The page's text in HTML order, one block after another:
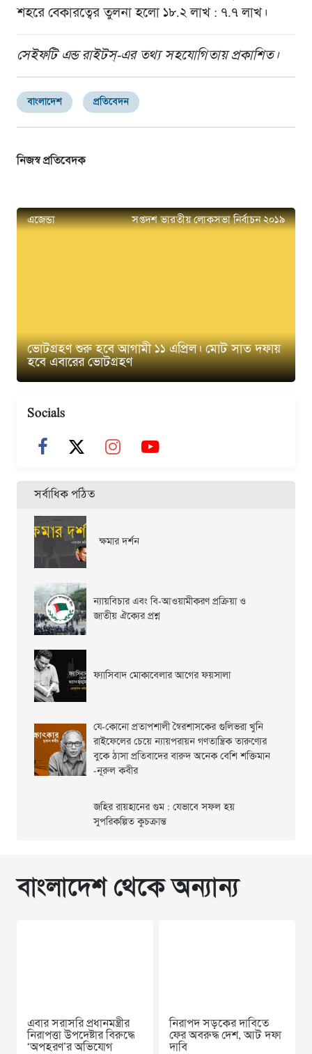
শহরে বেকারত্বের তুলনা হলো ১৮.২ লাখ : ৭.৭ লাখ।
সেইফটি এন্ড রাইটস্-এর তথ্য সহযোগিতায় প্রকাশিত।
বাংলাদেশ প্রতিবেদন
নিজস্ব প্রতিবেদক
এজেন্ডা সপ্তদশ ভারতীয় লোকসভা নির্বাচন ২০১৯
ভোটগ্রহণ শুরু হবে আগামী ১১ এপ্রিল। মোট সাত দফায়
হবে এবারের ভোটগ্রহণ
Socials
সর্বাধিক পঠিত
ক্ষমার দর্শন
ন্যায়বিচার এবং বি-আওয়ামীকরণ প্রক্রিয়া ও
জাতীয় ঐক্যের প্রশ্ন
ফ্যাসিবাদ মোকাবেলার আগের ফয়সালা
যে-কোনো প্রতাপশালী স্বৈরশাসকের গুলিভরা খুনি
রাইফেলের চেয়ে ন্যায়পরায়ন গণতান্ত্রিক তারুণ্যের
বুকে ঠাসা প্রতিবাদের বারুদ অনেক বেশি শক্তিমান
-নূরুল কবীর
জহির রায়হানের গুম : যেভাবে সফল হয়
সুপরিকল্পিত কুচক্রান্ত
বাংলাদেশ থেকে অন্যান্য
এবার সরাসরি প্রধানমন্ত্রীর
নিরাপত্তা উপদেষ্টার বিরুদ্ধে
‘অপহরণ’র অভিযোগ
নিরাপদ সড়কের দাবিতে
ফের অবরুদ্ধ দেশ, আট দফা
দাবি